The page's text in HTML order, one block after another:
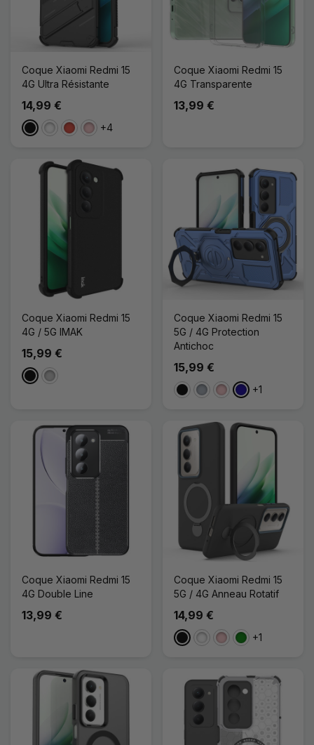
Coque Xiaomi Redmi 15
4G Ultra Résistante
14,99 €
NoirBlancRougeRose+4
Coque Xiaomi Redmi 15
4G Transparente
13,99 €
Coque Xiaomi Redmi 15
4G / 5G IMAK
15,99 €
NoirTransparent
Coque Xiaomi Redmi 15
5G / 4G Protection
Antichoc
15,99 €
NoirGris RoseBleu Foncé
+1
Coque Xiaomi Redmi 15
4G Double Line
13,99 €
Coque Xiaomi Redmi 15
5G / 4G Anneau Rotatif
14,99 €
NoirBlancRoseVert+1